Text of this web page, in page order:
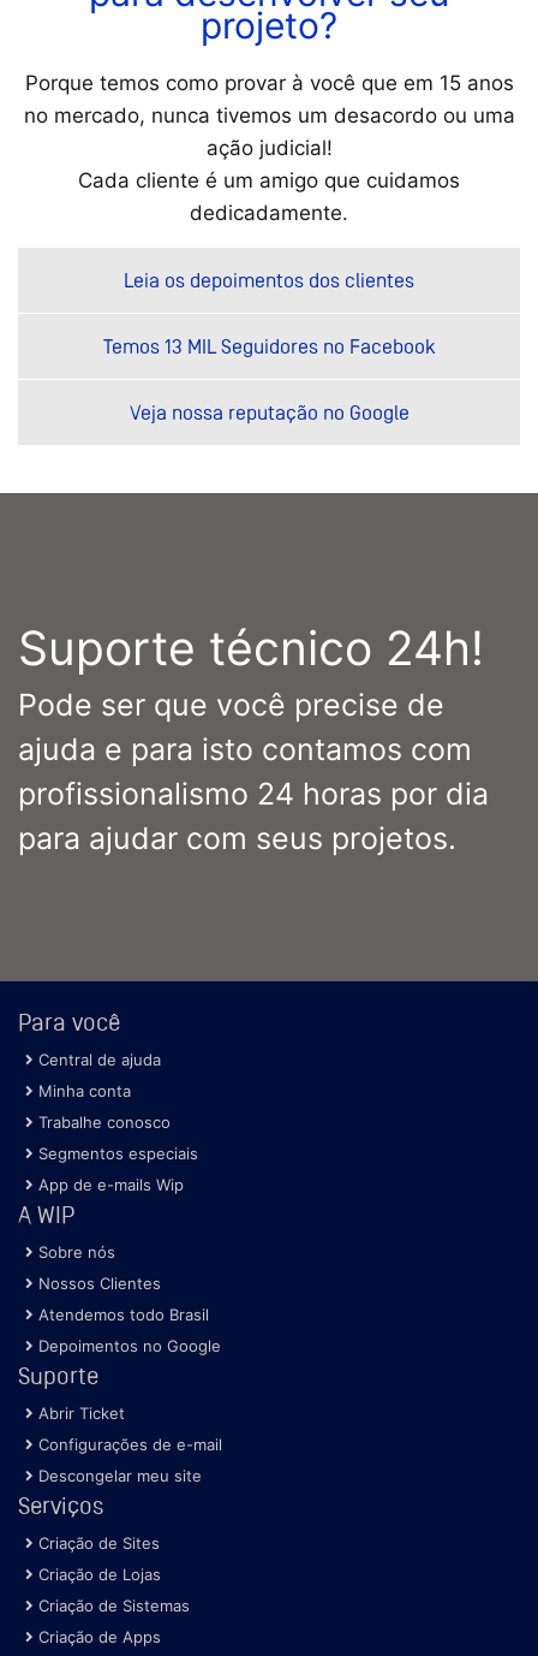
projeto?
Porque temos como provar à você que em 15 anos
no mercado, nunca tivemos um desacordo ou uma
ação judicial!
Cada cliente é um amigo que cuidamos
dedicadamente.
Leia os depoimentos dos clientes
Temos 13 MIL Seguidores no Facebook
Veja nossa reputação no Google
Suporte técnico 24h!
Pode ser que você precise de
ajuda e para isto contamos com
profissionalismo 24 horas por dia
para ajudar com seus projetos.
Para você
Central de ajuda
Minha conta
Trabalhe conosco
Segmentos especiais
App de e-mails Wip
A WIP
Sobre nós
Nossos Clientes
Atendemos todo Brasil
Depoimentos no Google
Suporte
Abrir Ticket
Configurações de e-mail
Descongelar meu site
Serviços
Criação de Sites
Criação de Lojas
Criação de Sistemas
Criação de Apps